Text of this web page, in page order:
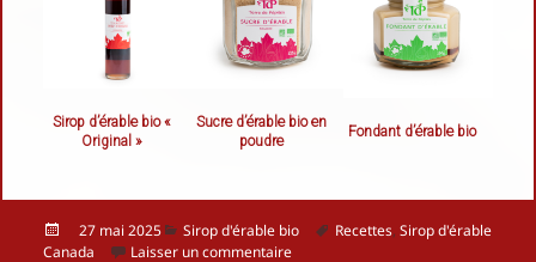
Sirop d’érable bio «
Original »
Sucre d’érable bio en
poudre
Fondant d’érable bio
Publié
le
27 mai 2025 Catégories
Sirop d'érable bio
Mots-
Recettes,Sirop d'érable
Canada
Laisser un commentairesur Les meilleures façons de